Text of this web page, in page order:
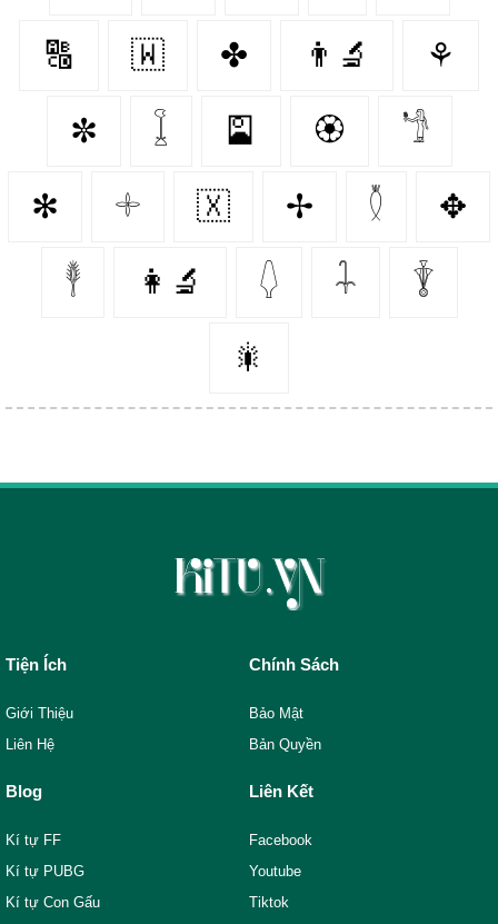
🔠 🇼‌ ✤ 👨‍🔬 ⚘
✼ 𓆼 🎴 🏵️ 𓁙
✻ 𓇬 🇽‌ ✢ 𓇟 ✥
𓇣 👩‍🔬 𓆭 𓇑 𓇊
🎇
Tiện Ích
Giới Thiệu
Liên Hệ
Chính Sách
Bảo Mật
Bản Quyền
Blog
Kí tự FF
Kí tự PUBG
Kí tự Con Gấu
Liên Kết
Facebook
Youtube
Tiktok